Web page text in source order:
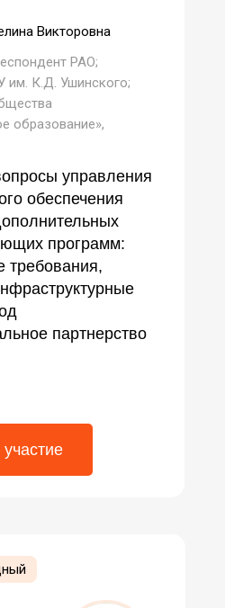
управления
обеспечения
программ:
партнерство
РАО;
им. К.Д. Ушинского;
образование»,
Викторовна